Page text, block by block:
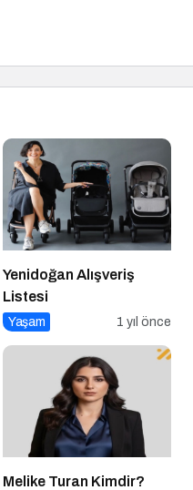
Yenidoğan Alışveriş
Listesi
Yaşam 1 yıl önce
Melike Turan Kimdir?